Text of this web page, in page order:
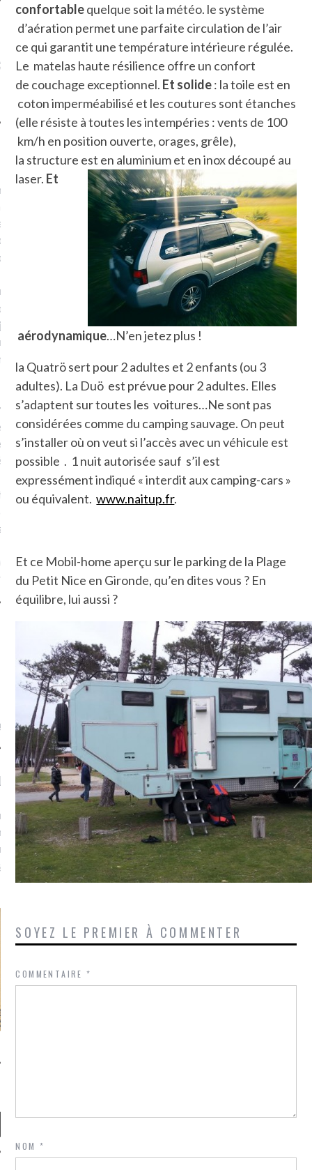
MES DERNIERS
SUR FACEBOOK
QUI MARCHE
journaliste à France
toujours aimé marcher.
conquis mais en
Je ne suis pas une
je le garde pour ce
je sens, j’entends, je
goûte et ceux que je
! Marcheuse des villes,
des ruines et des
qui Marche: pousseuse
cochère ou pas. Mais
pas d’interdit. Vélo,
bateau…
incite à un autre regard
surla-femme-qui-
MOI SUR
TWITTER
@Isa_Monrozier
ARCACHON
je t'aime, my little bassin
comment ? "
je ne parle presque que
confortablequelque soit la météo. le système
d’aération permet une parfaite circulation de l’air
ce qui garantit une température intérieure régulée.
Le matelas haute résilience offre un confort
de couchage exceptionnel. Et solide: la toile est en
coton imperméabilisé et les coutures sont étanches
(elle résiste à toutes les intempéries : vents de 100
km/h en position ouverte, orages, grêle),
la structure est en aluminium et en inox découpé au
laser. Et
aérodynamique…N’en jetez plus !
la Quatrö sert pour 2 adultes et 2 enfants (ou 3
adultes). La Duö est prévue pour 2 adultes. Elles
s’adaptent sur toutes les voitures…Ne sont pas
considérées comme du camping sauvage. On peut
s’installer où on veut si l’accès avec un véhicule est
possible . 1 nuit autorisée sauf s’il est
expressément indiqué « interdit aux camping-cars »
ou équivalent.www.naitup.fr.
Et ce Mobil-home aperçu sur le parking de la Plage
du Petit Nice en Gironde, qu’en dites vous ? En
équilibre, lui aussi ?
SOYEZ LE PREMIER À COMMENTER
COMMENTAIRE*
NOM*